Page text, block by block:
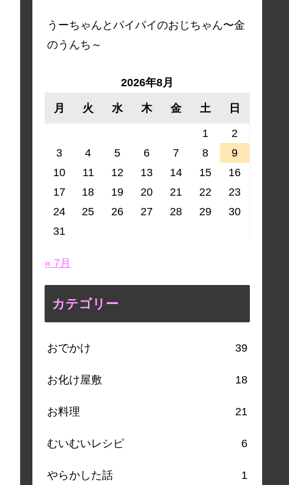
うーちゃんとパイパイのおじちゃん〜金
のうんち～
2026年8月
月 火 水 木 金 土 日
1
2
3
4 5 6 7 8
9
10
11 12 13 14 15
16
17
18 19 20 21 22
23
24
25 26 27 28 29
30
31
« 7月
カテゴリー
おでかけ 39
お化け屋敷 18
お料理 21
むいむいレシピ 6
やらかした話 1